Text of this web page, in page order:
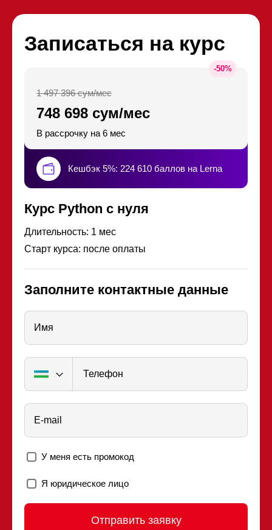
Записаться на курс
-50%
748 698 сум/мес
1 497 396 сум/мес
В рассрочку на 6 мес
Кешбэк 5%: 224 610 баллов на Lerna
Курс Python с нуля
Длительность: 1 мес
Старт курса: после оплаты
Заполните контактные данные
Имя
Телефон
E-mail
У меня есть промокод
Я юридическое лицо
Отправить заявку